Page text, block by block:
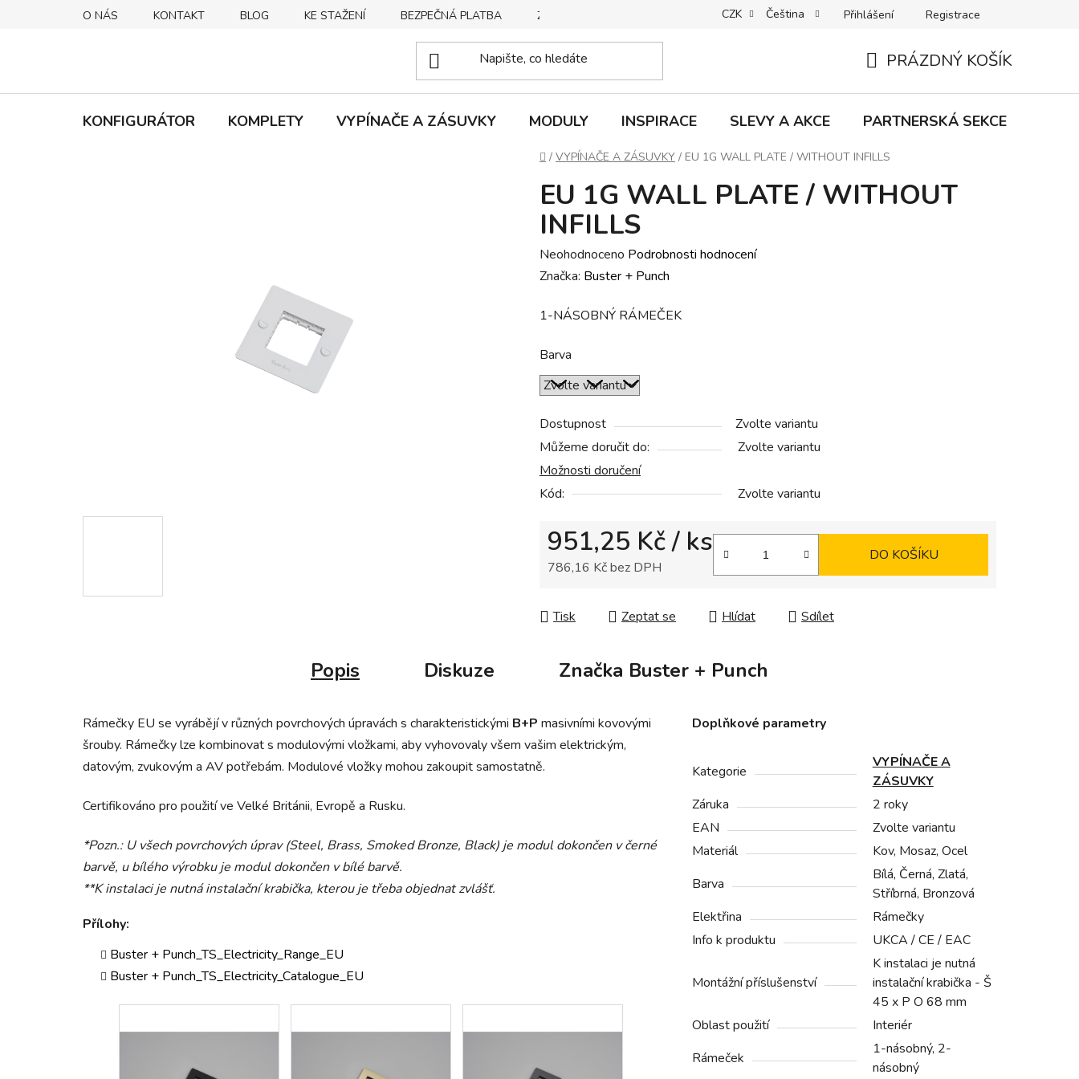
O NÁS KONTAKT BLOG KE STAŽENÍ BEZPEČNÁ PLATBA ZPŮSOBY DORUČENÍ REKLAMACE | VRÁCENÍ | VÝMĚNA ZBOŽÍ B2C VŠEOBECNÉ
CZK Čeština Přihlášení Registrace
KOŠÍK
PRÁZDNÝ KOŠÍK
KONFIGURÁTOR KOMPLETY VYPÍNAČE A ZÁSUVKY MODULY INSPIRACE SLEVY A AKCE PARTNERSKÁ SEKCE
Domů
/ VYPÍNAČE A ZÁSUVKY / EU 1G WALL PLATE / WITHOUT INFILLS
EU 1G WALL PLATE / WITHOUT
INFILLS
Průměrné
hodnocení
je
z
5
Neohodnoceno Podrobnosti hodnocení
Značka: Buster + Punch
1-NÁSOBNÝ RÁMEČEK
Barva
Dostupnost
Zvolte variantu
Můžeme doručit do:
Zvolte variantu
Možnosti doručení
Kód:
Zvolte variantu
951,25 Kč/ ks
786,16 Kč bez DPH
DO KOŠÍKU
Tisk Zeptat se Hlídat Sdílet
Popis Diskuze Značka Buster + Punch
Rámečky EU se vyrábějí v různých povrchových úpravách s charakteristickými B+P masivními kovovými
šrouby. Rámečky lze kombinovat s modulovými vložkami, aby vyhovovaly všem vašim elektrickým,
datovým, zvukovým a AV potřebám. Modulové vložky mohou zakoupit samostatně.
Certifikováno pro použití ve Velké Británii, Evropě a Rusku.
*Pozn.: U všech povrchových úprav (Steel, Brass, Smoked Bronze, Black) je modul dokončen v černé
barvě, u bílého výrobku je modul dokončen v bílé barvě.
**K instalaci je nutná instalační krabička, kterou je třeba objednat zvlášť.
Přílohy:
Buster + Punch_TS_Electricity_Range_EU
Buster + Punch_TS_Electricity_Catalogue_EU
Doplňkové parametry
Kategorie
VYPÍNAČE A
ZÁSUVKY
Záruka
2 roky
EAN
Zvolte variantu
Materiál
Kov, Mosaz, Ocel
Barva
Bílá, Černá, Zlatá,
Stříbrná, Bronzová
Elektřina
Rámečky
Info k produktu
UKCA / CE / EAC
Montážní příslušenství
K instalaci je nutná
instalační krabička - Š
45 x P O 68 mm
Oblast použití
Interiér
Rámeček
1-násobný, 2-
násobný